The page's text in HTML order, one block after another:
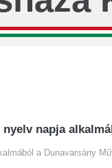
napja
a Dunavarsány